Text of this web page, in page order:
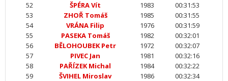
52
ŠPÉRA Vít 1983
00:31:53
53
ZHOŘ Tomáš 1985
00:31:55
54
VRÁNA Filip 1976
00:31:59
55
PASEKA Tomáš 1982
00:32:01
56
BĚLOHOUBEK Petr 1972
00:32:07
57
PIVEC Jan 1981
00:32:16
58
PAŘÍZEK Michal 1984
00:32:22
59
ŠVIHEL Miroslav 1986
00:32:34